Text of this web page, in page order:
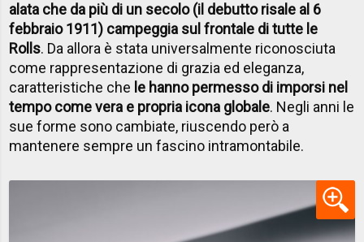
alata che da più di un secolo (il debutto risale al 6
febbraio 1911) campeggia sul frontale di tutte le
Rolls. Da allora è stata universalmente riconosciuta
come rappresentazione di grazia ed eleganza,
caratteristiche che le hanno permesso di imporsi nel
tempo come vera e propria icona globale. Negli anni le
sue forme sono cambiate, riuscendo però a
mantenere sempre un fascino intramontabile.